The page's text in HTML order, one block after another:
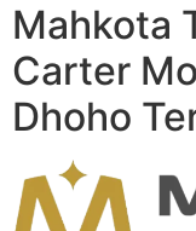
Mahkota
Carter
Dhoho